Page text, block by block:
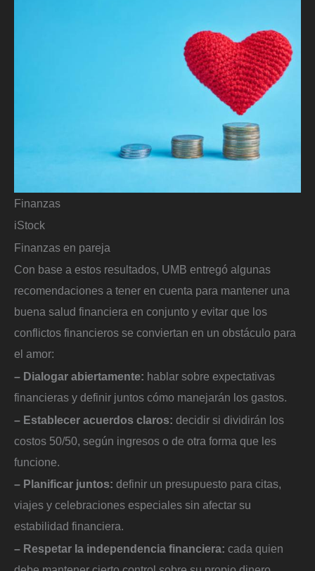
Finanzas
iStock
Finanzas en pareja
Con base a estos resultados, UMB entregó algunas
recomendaciones a tener en cuenta para mantener una
buena salud financiera en conjunto y evitar que los
conflictos financieros se conviertan en un obstáculo para
el amor:
– Dialogar abiertamente: hablar sobre expectativas
financieras y definir juntos cómo manejarán los gastos.
– Establecer acuerdos claros: decidir si dividirán los
costos 50/50, según ingresos o de otra forma que les
funcione.
– Planificar juntos: definir un presupuesto para citas,
viajes y celebraciones especiales sin afectar su
estabilidad financiera.
– Respetar la independencia financiera: cada quien